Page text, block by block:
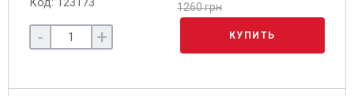
1260 грн
- + КУПИТЬ